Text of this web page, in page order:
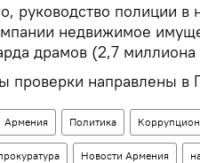
руководство полиции
недвижимое
драмов (2,7
проверки направлены в
Армения Политика
Новости Армения